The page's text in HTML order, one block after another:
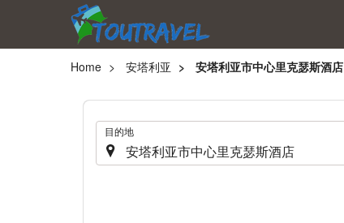
Home 安塔利亚 安塔利亚市中心里克瑟斯酒店
. 目的地